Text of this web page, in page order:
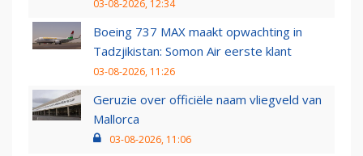
03-08-2026, 12:34
Boeing 737 MAX maakt opwachting in
Tadzjikistan: Somon Air eerste klant
03-08-2026, 11:26
Geruzie over officiële naam vliegveld van
Mallorca
03-08-2026, 11:06